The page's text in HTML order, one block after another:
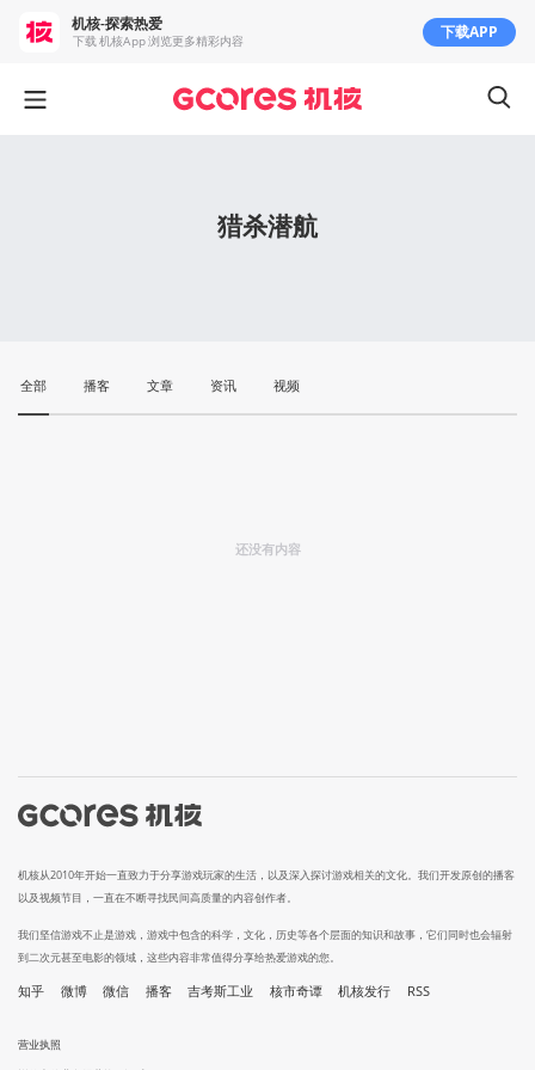
猎杀潜航
全部 播客 文章 资讯 视频
还没有内容
机核从2010年开始一直致力于分享游戏玩家的生活，以及深入探讨游戏相关的文化。我们开发原创的播客
以及视频节目，一直在不断寻找民间高质量的内容创作者。
我们坚信游戏不止是游戏，游戏中包含的科学，文化，历史等各个层面的知识和故事，它们同时也会辐射
到二次元甚至电影的领域，这些内容非常值得分享给热爱游戏的您。
知乎 微博 微信 播客 吉考斯工业 核市奇谭 机核发行 RSS
营业执照
机核-探索热爱
下载 机核App 浏览更多精彩内容 下载APP